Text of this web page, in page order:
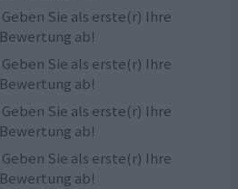
Geben Sie als erste(r) Ihre
Bewertung ab!
Geben Sie als erste(r) Ihre
Bewertung ab!
Geben Sie als erste(r) Ihre
Bewertung ab!
Geben Sie als erste(r) Ihre
Bewertung ab!